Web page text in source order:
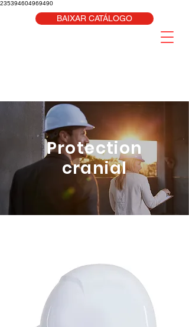
235394604969490
BAIXAR CATÁLOGO
Protection
cranial